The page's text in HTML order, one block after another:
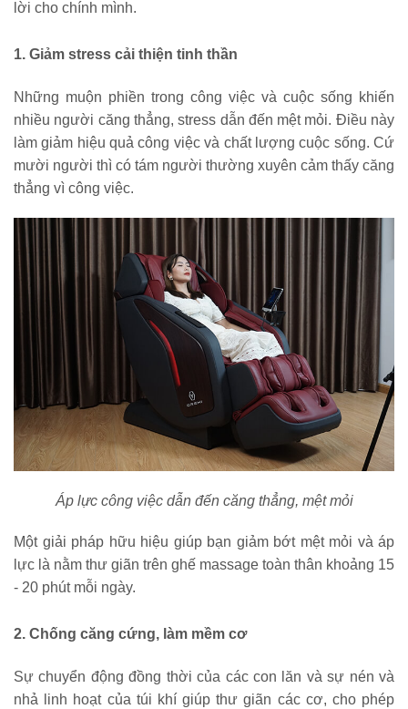
lời cho chính mình.
1. Giảm stress cải thiện tinh thần
Những muộn phiền trong công việc và cuộc sống khiến
nhiều người căng thẳng, stress dẫn đến mệt mỏi. Điều này
làm giảm hiệu quả công việc và chất lượng cuộc sống. Cứ
mười người thì có tám người thường xuyên cảm thấy căng
thẳng vì công việc.
Áp lực công việc dẫn đến căng thẳng, mệt mỏi
Một giải pháp hữu hiệu giúp bạn giảm bớt mệt mỏi và áp
lực là nằm thư giãn trên ghế massage toàn thân khoảng 15
- 20 phút mỗi ngày.
2. Chống căng cứng, làm mềm cơ
Sự chuyển động đồng thời của các con lăn và sự nén và
nhả linh hoạt của túi khí giúp thư giãn các cơ, cho phép